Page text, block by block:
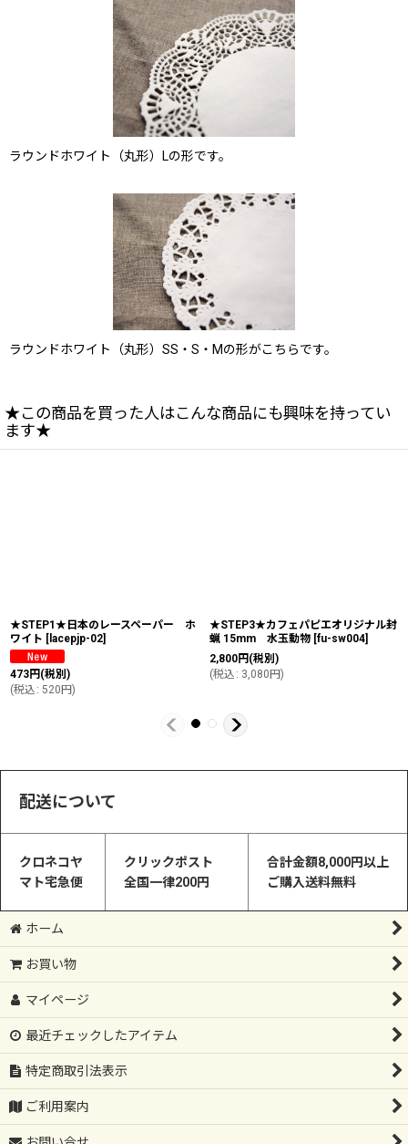
ラウンドホワイト（丸形）Lの形です。
ラウンドホワイト（丸形）SS・S・Mの形がこちらです。
★この商品を買った人はこんな商品にも興味を持ってい
ます★
★STEP1★日本のレースペーパー ホ
ワイト [ lacepjp-02]
473円 (税別)
(税込 : 520 円)
★STEP3★カフェパピエオリジナル封
蝋 15mm 水玉動物 [fu-sw004]
2,800円 (税別)
(税込 : 3,080 円)
配送について
クロネコヤ
マト宅急便
クリックポスト
全国一律200円
合計金額8,000円以上
ご購入送料無料
ホーム
お買い物
マイページ
最近チェックしたアイテム
特定商取引法表示
ご利用案内